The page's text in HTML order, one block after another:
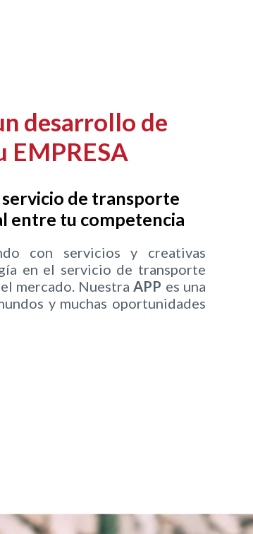
desarrollo de
de transporte
entre tu competencia
con servicios y creativas
en el servicio de transporte
mercado. Nuestra APP es una
y muchas oportunidades